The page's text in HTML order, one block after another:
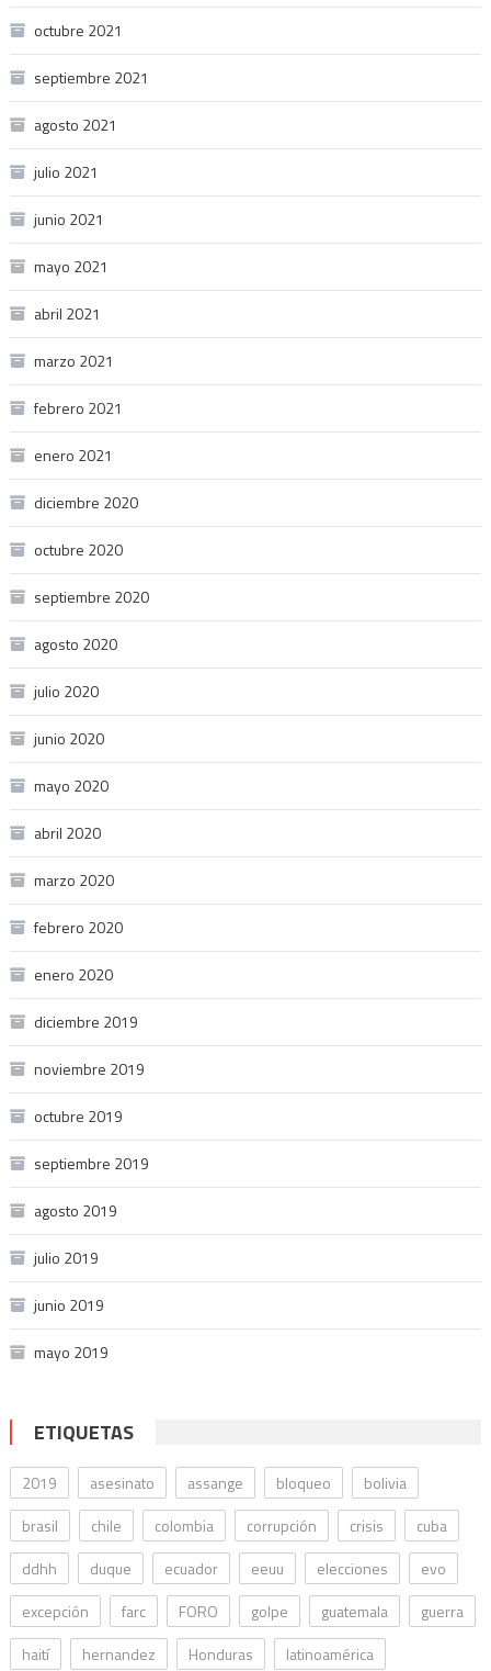
octubre 2021
septiembre 2021
agosto 2021
julio 2021
junio 2021
mayo 2021
abril 2021
marzo 2021
febrero 2021
enero 2021
diciembre 2020
octubre 2020
septiembre 2020
agosto 2020
julio 2020
junio 2020
mayo 2020
abril 2020
marzo 2020
febrero 2020
enero 2020
diciembre 2019
noviembre 2019
octubre 2019
septiembre 2019
agosto 2019
julio 2019
junio 2019
mayo 2019
ETIQUETAS
2019 asesinato assange bloqueo
bolivia
brasil
chile colombia corrupción crisis
cuba
ddhh
duque ecuador eeuu elecciones
evo
excepción
farc FORO golpe guatemala
guerra
haití
hernandez Honduras latinoamérica